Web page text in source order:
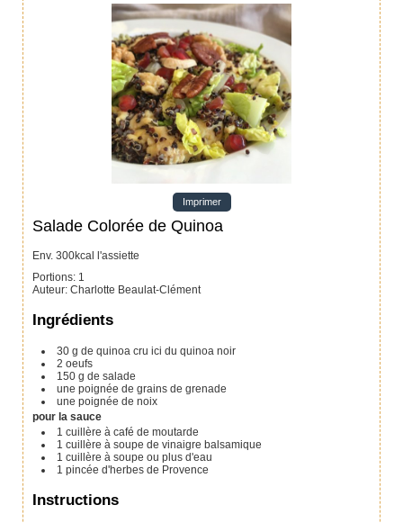
Imprimer
Salade Colorée de Quinoa
Env. 300kcal l'assiette
Portions: 1
Auteur: Charlotte Beaulat-Clément
Ingrédients
30 g de quinoa cru ici du quinoa noir
2 oeufs
150 g de salade
une poignée de grains de grenade
une poignée de noix
pour la sauce
1 cuillère à café de moutarde
1 cuillère à soupe de vinaigre balsamique
1 cuillère à soupe ou plus d'eau
1 pincée d'herbes de Provence
Instructions